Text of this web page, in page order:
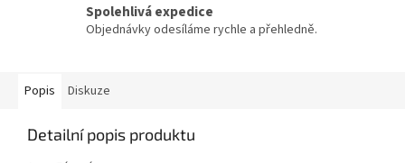
Spolehlivá expedice
Objednávky odesíláme rychle a přehledně.
Popis Diskuze
Detailní popis produktu